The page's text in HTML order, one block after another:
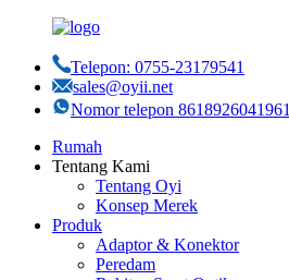
Telepon: 0755-23179541
sales@oyii.net
Nomor telepon 8618926041961
Rumah
Tentang Kami
Tentang Oyi
Konsep Merek
Produk
Adaptor & Konektor
Peredam